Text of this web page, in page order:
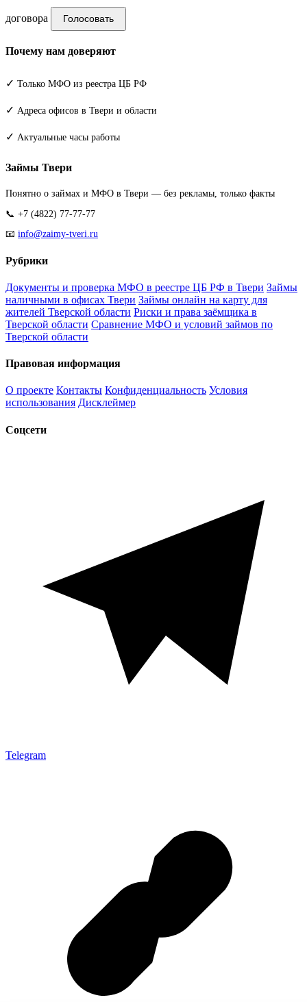
договора Голосовать
Почему нам доверяют
✓ Только МФО из реестра ЦБ РФ
✓ Адреса офисов в Твери и области
✓ Актуальные часы работы
Займы Твери
Понятно о займах и МФО в Твери — без рекламы, только факты
📞 +7 (4822) 77-77-77
📧 info@zaimy-tveri.ru
Рубрики
Документы и проверка МФО в реестре ЦБ РФ в Твери Займы
наличными в офисах Твери Займы онлайн на карту для
жителей Тверской области Риски и права заёмщика в
Тверской области Сравнение МФО и условий займов по
Тверской области
Правовая информация
О проекте Контакты Конфиденциальность Условия
использования Дисклеймер
Соцсети
Telegram